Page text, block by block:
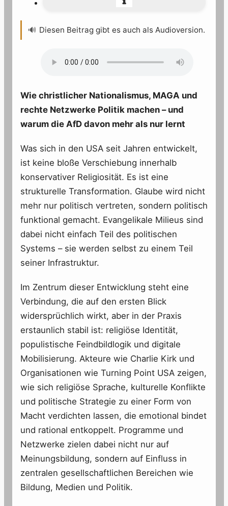
🔊 Diesen Beitrag gibt es auch als Audioversion.
Wie christlicher Nationalismus, MAGA und
rechte Netzwerke Politik machen – und
warum die AfD davon mehr als nur lernt
Was sich in den USA seit Jahren entwickelt,
ist keine bloße Verschiebung innerhalb
konservativer Religiosität. Es ist eine
strukturelle Transformation. Glaube wird nicht
mehr nur politisch vertreten, sondern politisch
funktional gemacht. Evangelikale Milieus sind
dabei nicht einfach Teil des politischen
Systems – sie werden selbst zu einem Teil
seiner Infrastruktur.
Im Zentrum dieser Entwicklung steht eine
Verbindung, die auf den ersten Blick
widersprüchlich wirkt, aber in der Praxis
erstaunlich stabil ist: religiöse Identität,
populistische Feindbildlogik und digitale
Mobilisierung. Akteure wie Charlie Kirk und
Organisationen wie Turning Point USA zeigen,
wie sich religiöse Sprache, kulturelle Konflikte
und politische Strategie zu einer Form von
Macht verdichten lassen, die emotional bindet
und rational entkoppelt. Programme und
Netzwerke zielen dabei nicht nur auf
Meinungsbildung, sondern auf Einfluss in
zentralen gesellschaftlichen Bereichen wie
Bildung, Medien und Politik.